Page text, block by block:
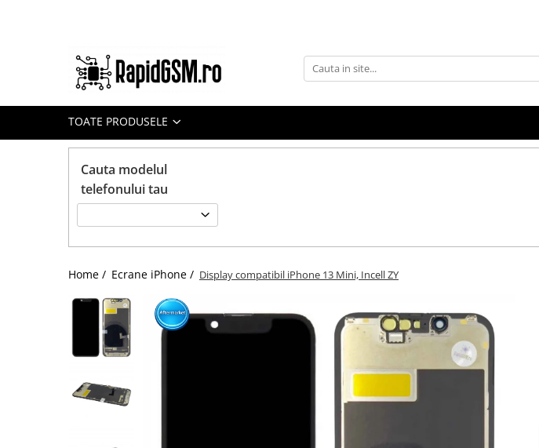
Ecrane Samsung
seria A
Ecrane iPhone
Ecrane Huawei / Honor
Ecrane Xiaomi / Redmi
Ecrane Nokia
TOATE PRODUSELE
Cauta modelul
telefonului tau
Home / Ecrane iPhone / Display compatibil iPhone 13 Mini, Incell ZY